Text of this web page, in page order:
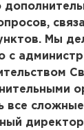
Мы
с
все